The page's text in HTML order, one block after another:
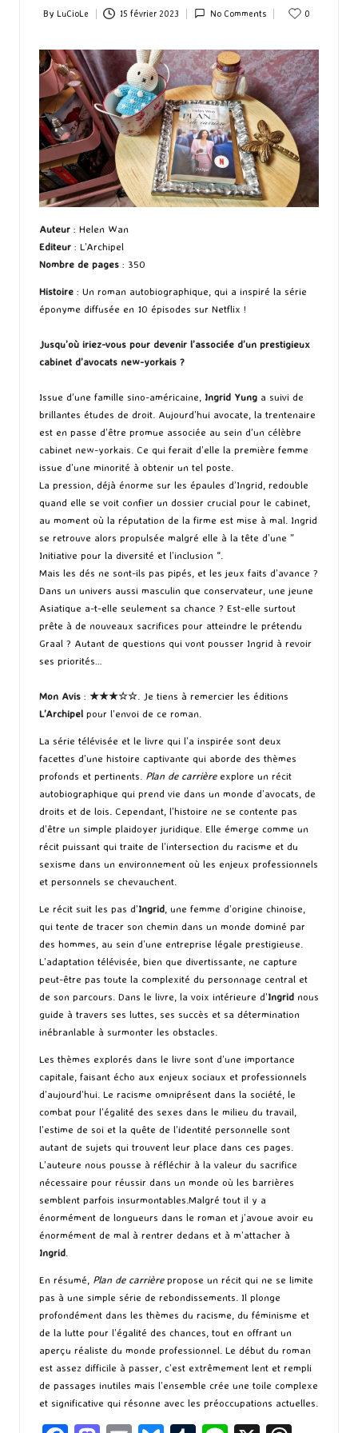
Posted
By LuCioLe 15 février 2023 No Comments 0
Auteur : Helen Wan
Editeur : L’Archipel
Nombre de pages : 350
Histoire : Un roman autobiographique, qui a inspiré la série
éponyme diffusée en 10 épisodes sur Netflix !
Jusqu’où iriez-vous pour devenir l’associée d’un prestigieux
cabinet d’avocats new-yorkais ?
Issue d’une famille sino-américaine, Ingrid Yung a suivi de
brillantes études de droit. Aujourd’hui avocate, la trentenaire
est en passe d’être promue associée au sein d’un célèbre
cabinet new-yorkais. Ce qui ferait d’elle la première femme
issue d’une minorité à obtenir un tel poste.
La pression, déjà énorme sur les épaules d’Ingrid, redouble
quand elle se voit confier un dossier crucial pour le cabinet,
au moment où la réputation de la firme est mise à mal. Ingrid
se retrouve alors propulsée malgré elle à la tête d’une ”
Initiative pour la diversité et l’inclusion “.
Mais les dés ne sont-ils pas pipés, et les jeux faits d’avance ?
Dans un univers aussi masculin que conservateur, une jeune
Asiatique a-t-elle seulement sa chance ? Est-elle surtout
prête à de nouveaux sacrifices pour atteindre le prétendu
Graal ? Autant de questions qui vont pousser Ingrid à revoir
ses priorités…
Mon Avis : ★★★☆☆. Je tiens à remercier les éditions
L’Archipel pour l’envoi de ce roman.
La série télévisée et le livre qui l’a inspirée sont deux
facettes d’une histoire captivante qui aborde des thèmes
profonds et pertinents. Plan de carrièreexplore un récit
autobiographique qui prend vie dans un monde d’avocats, de
droits et de lois. Cependant, l’histoire ne se contente pas
d’être un simple plaidoyer juridique. Elle émerge comme un
récit puissant qui traite de l’intersection du racisme et du
sexisme dans un environnement où les enjeux professionnels
et personnels se chevauchent.
Le récit suit les pas d’Ingrid, une femme d’origine chinoise,
qui tente de tracer son chemin dans un monde dominé par
des hommes, au sein d’une entreprise légale prestigieuse.
L’adaptation télévisée, bien que divertissante, ne capture
peut-être pas toute la complexité du personnage central et
de son parcours. Dans le livre, la voix intérieure d’Ingrid nous
guide à travers ses luttes, ses succès et sa détermination
inébranlable à surmonter les obstacles.
Les thèmes explorés dans le livre sont d’une importance
capitale, faisant écho aux enjeux sociaux et professionnels
d’aujourd’hui. Le racisme omniprésent dans la société, le
combat pour l’égalité des sexes dans le milieu du travail,
l’estime de soi et la quête de l’identité personnelle sont
autant de sujets qui trouvent leur place dans ces pages.
L’auteure nous pousse à réfléchir à la valeur du sacrifice
nécessaire pour réussir dans un monde où les barrières
semblent parfois insurmontables.Malgré tout il y a
énormément de longueurs dans le roman et j’avoue avoir eu
énormément de mal à rentrer dedans et à m’attacher à
Ingrid.
En résumé, Plan de carrièrepropose un récit qui ne se limite
pas à une simple série de rebondissements. Il plonge
profondément dans les thèmes du racisme, du féminisme et
de la lutte pour l’égalité des chances, tout en offrant un
aperçu réaliste du monde professionnel. Le début du roman
est assez difficile à passer, c’est extrêmement lent et rempli
de passages inutiles mais l’ensemble crée une toile complexe
et significative qui résonne avec les préoccupations actuelles.